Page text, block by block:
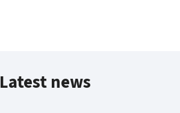
Latest news